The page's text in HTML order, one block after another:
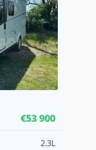
€53 900
2.3L